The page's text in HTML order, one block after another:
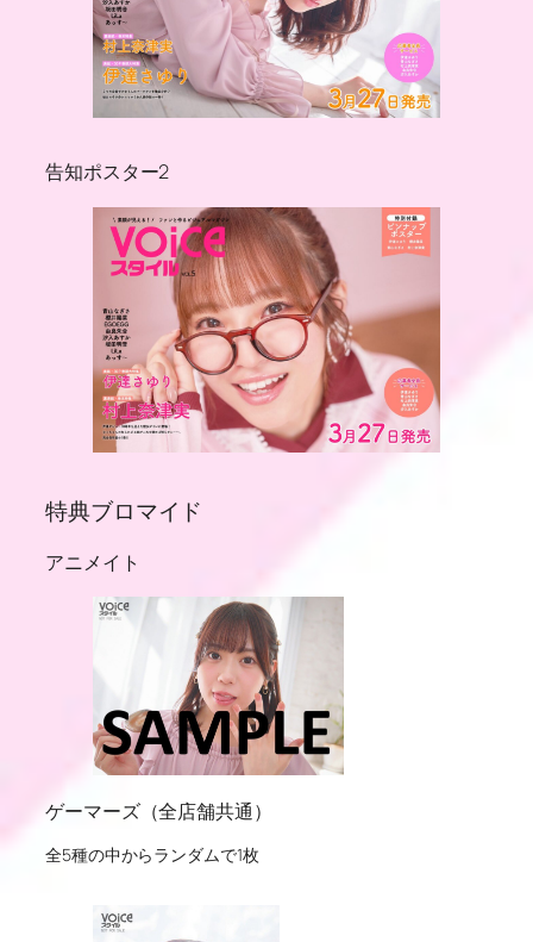
告知ポスター2
特典ブロマイド
アニメイト
ゲーマーズ（全店舗共通）
全5種の中からランダムで1枚